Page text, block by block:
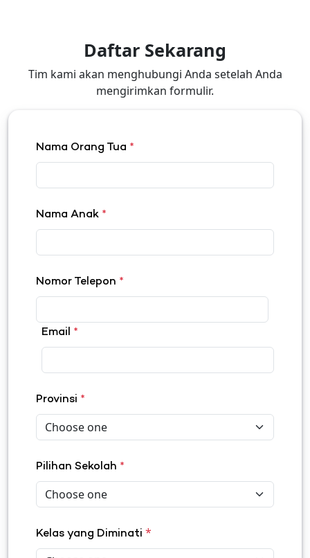
Daftar Sekarang
Tim kami akan menghubungi Anda setelah Anda
mengirimkan formulir.
Nama Orang Tua *
Nama Anak *
Nomor Telepon *
Email *
Provinsi *
Pilihan Sekolah *
Kelas yang Diminati *